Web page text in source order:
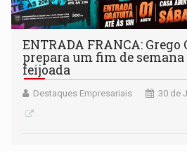
ENTRADA FRANCA:
prepara um fim de
feijoada
Destaques Empresariais 30 de